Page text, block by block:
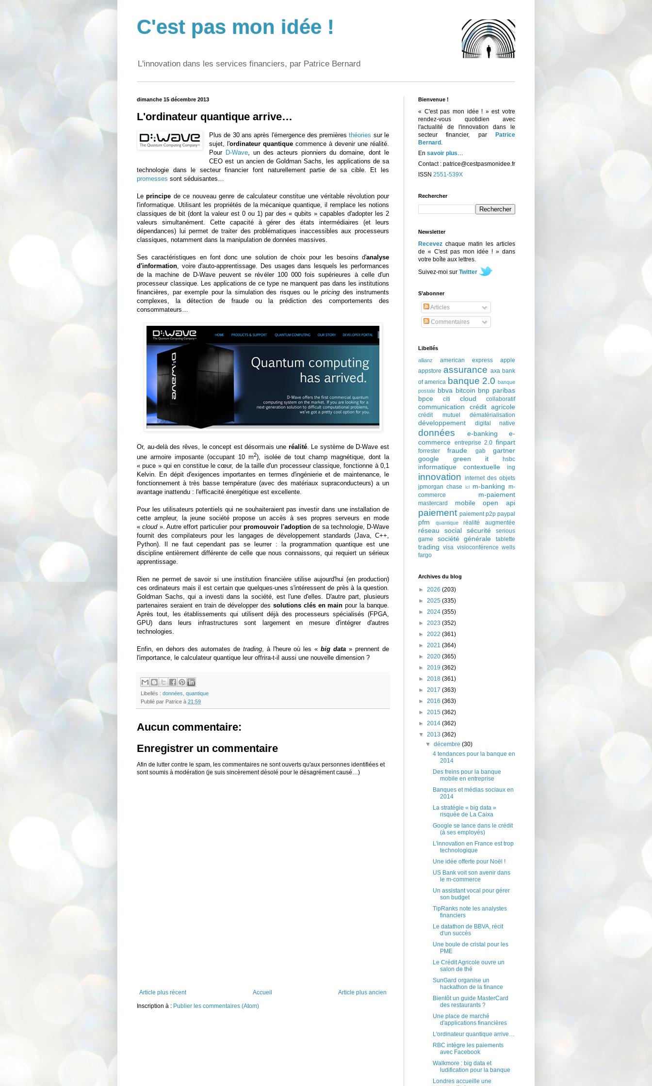
C'est pas mon idée !
L'innovation dans les services financiers, par Patrice Bernard
dimanche 15 décembre 2013
L'ordinateur quantique arrive…
Plus de 30 ans après l'émergence des premièresthéories sur le
sujet, l'ordinateur quantique commence à devenir une réalité.
Pour D-Wave, un des acteurs pionniers du domaine, dont le
CEO est un ancien de Goldman Sachs, les applications de sa
technologie dans le secteur financier font naturellement partie de sa cible. Et les
promesses sont séduisantes…
Leprincipe de ce nouveau genre de calculateur constitue une véritable révolution pour
l'informatique. Utilisant les propriétés de la mécanique quantique, il remplace les notions
classiques de bit (dont la valeur est 0 ou 1) par des « qubits » capables d'adopter les 2
valeurs simultanément. Cette capacité à gérer des états intermédiaires (et leurs
dépendances) lui permet de traiter des problématiques inaccessibles aux processeurs
classiques, notamment dans la manipulation de données massives.
Ses caractéristiques en font donc une solution de choix pour les besoins d'analyse
d'information, voire d'auto-apprentissage. Des usages dans lesquels les performances
de la machine de D-Wave peuvent se révéler 100 000 fois supérieures à celle d'un
processeur classique. Les applications de ce type ne manquent pas dans les institutions
financières, par exemple pour la simulation des risques ou le pricing des instruments
complexes, la détection de fraude ou la prédiction des comportements des
consommateurs…
Or, au-delà des rêves, le concept est désormais une réalité. Le système de D-Wave est
une armoire imposante (occupant 10 m2), isolée de tout champ magnétique, dont la
« puce » qui en constitue le cœur, de la taille d'un processeur classique, fonctionne à 0,1
Kelvin. En dépit d'exigences importantes en termes d'ingénierie et de maintenance, le
fonctionnement à très basse température (avec des matériaux supraconducteurs) a un
avantage inattendu : l'efficacité énergétique est excellente.
Pour les utilisateurs potentiels qui ne souhaiteraient pas investir dans une installation de
cette ampleur, la jeune société propose un accès à ses propres serveurs en mode
«cloud». Autre effort particulier pour promouvoir l'adoption de sa technologie, D-Wave
fournit des compilateurs pour les langages de développement standards (Java, C++,
Python). Il ne faut cependant pas se leurrer : la programmation quantique est une
discipline entièrement différente de celle que nous connaissons, qui requiert un sérieux
apprentissage.
Rien ne permet de savoir si une institution financière utilise aujourd'hui (en production)
ces ordinateurs mais il est certain que quelques-unes s'intéressent de près à la question.
Goldman Sachs, qui a investi dans la société, est l'une d'elles. D'autre part, plusieurs
partenaires seraient en train de développer des solutions clés en main pour la banque.
Après tout, les établissements qui utilisent déjà des processeurs spécialisés (FPGA,
GPU) dans leurs infrastructures sont largement en mesure d'intégrer d'autres
technologies.
Enfin, en dehors des automates de trading, à l'heure où les «big data » prennent de
l'importance, le calculateur quantique leur offrira-t-il aussi une nouvelle dimension ?
Libellés : données quantique
Publié par Patrice à 21:59
Aucun commentaire:
Enregistrer un commentaire
Afin de lutter contre le spam, les commentaires ne sont ouverts qu'aux personnes identifiées et
sont soumis à modération (je suis sincèrement désolé pour le désagrément causé…)
Article plus récent Article plus ancien
Accueil
Inscription à : Publier les commentaires (Atom)
Bienvenue !
« C'est pas mon idée ! » est votre
rendez-vous quotidien avec
l'actualité de l'innovation dans le
secteur financier, par
Patrice
Bernard .
En savoir plus…
Contact : patrice@cestpasmonidee.fr
ISSN 2551-539X
Rechercher
Newsletter
Recevez chaque matin les articles
de « C'est pas mon idée ! » dans
votre boîte aux lettres.
Suivez-moi sur Twitter
S’abonner
Articles
Commentaires
Libellés
allianz american express
apple
appstore assurance axa bank
of america banque 2.0 banque
postale bbva bitcoin bnp paribas
bpce
citi cloud collaboratif
communication crédit agricole
crédit mutuel dématérialisation
développement digital native
données e-banking
e-
commerce entreprise 2.0 finpart
forrester fraude gab
gartner
google
green it hsbc
informatique contextuelle ing
innovation internet des objets
jpmorgan chase
lcl m-banking m-
commerce
m-paiement
mastercard mobile open api
paiement paiement p2p paypal
pfm quantique réalité augmentée
réseau social sécurité
serious
game
société générale tablette
trading visa visioconférence wells
fargo
Archives du blog
► 2026 (203)
► 2025 (335)
► 2024 (355)
► 2023 (352)
► 2022 (361)
► 2021 (364)
► 2020 (365)
► 2019 (362)
► 2018 (361)
► 2017 (363)
► 2016 (363)
► 2015 (362)
► 2014 (362)
▼ 2013 (362)
▼décembre(30)
4 tendances pour la banque en
2014
Des freins pour la banque
mobile en entreprise
Banques et médias sociaux en
2014
La stratégie « big data »
risquée de La Caixa
Google se lance dans le crédit
(à ses employés)
L'innovation en France est trop
technologique
Une idée offerte pour Noël !
US Bank voit son avenir dans
le m-commerce
Un assistant vocal pour gérer
son budget
TipRanks note les analystes
financiers
Le datathon de BBVA, récit
d'un succès
Une boule de cristal pour les
PME
Le Crédit Agricole ouvre un
salon de thé
SunGard organise un
hackathon de la finance
Bientôt un guide MasterCard
des restaurants ?
Une place de marché
d'applications financières
L'ordinateur quantique arrive…
RBC intègre les paiements
avec Facebook
Walkmore : big data et
ludification pour la banque
Londres accueille une